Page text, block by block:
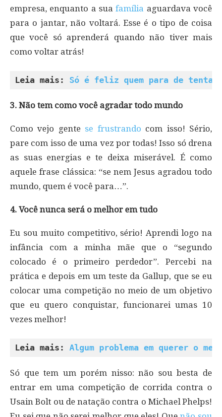
empresa, enquanto a suafamília aguardava você
para o jantar, não voltará. Esse é o tipo de coisa
que você só aprenderá quando não tiver mais
como voltar atrás!
Leia mais: Só é feliz quem para de
3. Não tem como você agradar todo mundo
Como vejo gente se frustrando com isso! Sério,
pare com isso de uma vez por todas! Isso só drena
as suas energias e te deixa miserável. É como
aquele frase clássica: “se nem Jesus agradou todo
mundo, quem é você para…”.
4. Você nunca será o melhor em tudo
Eu sou muito competitivo, sério! Aprendi logo na
infância com a minha mãe que o “segundo
colocado é o primeiro perdedor”. Percebi na
prática e depois em um teste da Gallup, que se eu
colocar uma competição no meio de um objetivo
que eu quero conquistar, funcionarei umas 10
vezes melhor!
Leia mais: Algum problema em querer o
Só que tem um porém nisso: não sou besta de
entrar em uma competição de corrida contra o
Usain Bolt ou de natação contra o Michael Phelps!